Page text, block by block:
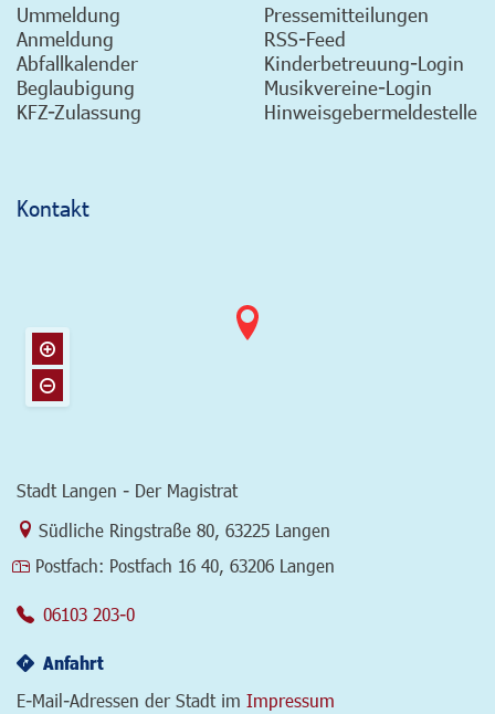
Ummeldung
Anmeldung
Abfallkalender
Beglaubigung
KFZ-Zulassung
Pressemitteilungen
RSS-Feed
Kinderbetreuung-Login
Musikvereine-Login
Hinweisgebermeldestelle
Kontakt
Stadt Langen - Der Magistrat
Link zur Google-Maps Navigation
Südliche Ringstraße 80 63225 Langen
Postfach: Postfach 16 40, 63206 Langen
06103 203-0
Anfahrt
E-Mail-Adressen der Stadt im Impressum